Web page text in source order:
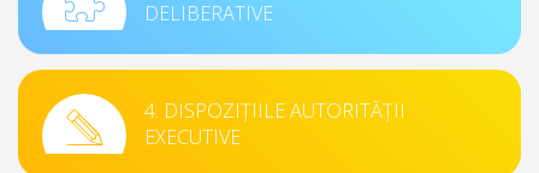
DELIBERATIVE
4. DISPOZIȚIILE AUTORITĂȚII
EXECUTIVE